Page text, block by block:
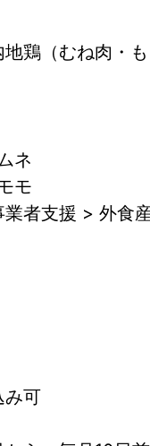
鶏（むね肉・
ネ
モ
業者支援 > 外食
み可